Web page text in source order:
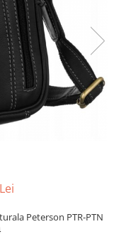
Peterson PTR-PTN